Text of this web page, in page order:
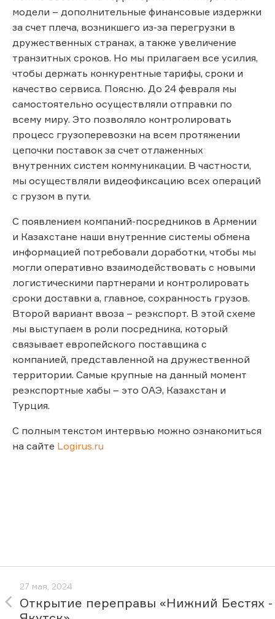
модели – дополнительные финансовые издержки
за счет плеча, возникшего из-за перегрузки в
дружественных странах, а также увеличение
транзитных сроков. Но мы прилагаем все усилия,
чтобы держать конкурентные тарифы, сроки и
качество сервиса. Поясню. До 24 февраля мы
самостоятельно осуществляли отправки по
всему миру. Это позволяло контролировать
процесс грузоперевозки на всем протяжении
цепочки поставок за счет отлаженных
внутренних систем коммуникации. В частности,
мы осуществляли видеофиксацию всех операций
с грузом в пути.
С появлением компаний-посредников в Армении
и Казахстане наши внутренние системы обмена
информацией потребовали доработки, чтобы мы
могли оперативно взаимодействовать с новыми
логистическими партнерами и контролировать
сроки доставки а, главное, сохранность грузов.
Второй вариант ввоза – реэкспорт. В этой схеме
мы выступаем в роли посредника, который
связывает европейского поставщика с
компанией, представленной на дружественной
территории. Самые крупные на данный момент
реэкспортные хабы – это ОАЭ, Казахстан и
Турция.
С полным текстом интервью можно ознакомиться
на сайте Logirus.ru
27 мая, 2024
Открытие переправы «Нижний Бестях -